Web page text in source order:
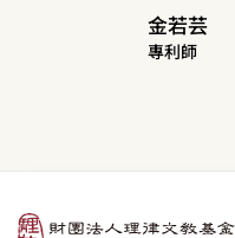
金若芸
專利師